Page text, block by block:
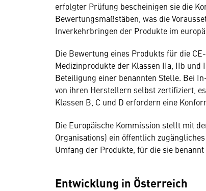
erfolgter Prüfung bescheinigen sie die
Bewertungsmaßstäben, was die
Inverkehrbringen der Produkte im
Die Bewertung eines Produkts für die
Medizinprodukte der Klassen IIa, IIb
Beteiligung einer benannten Stelle. Bei
von ihren Herstellern selbst zertifiziert,
Klassen B, C und D erfordern eine
Die Europäische Kommission stellt mit
Organisations) ein öffentlich
Umfang der Produkte, für die sie
Entwicklung in Österreich